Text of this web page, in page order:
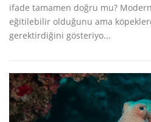
ifade tamamen doğru mu?
eğitilebilir olduğunu ama
gerektirdiğini gösteriyo...